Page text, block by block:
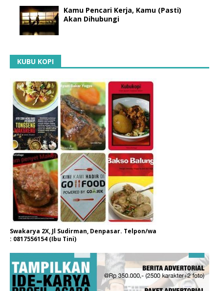
Kamu Pencari Kerja, Kamu (Pasti)
Akan Dihubungi
KUBU KOPI
Swakarya 2X, Jl Sudirman, Denpasar. Telpon/wa
: 0817556154 (Ibu Tini)